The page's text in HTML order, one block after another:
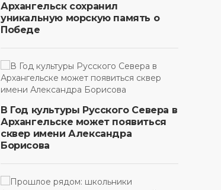
Архангельск сохранил
уникальную морскую память о
Победе
В Год культуры Русского Севера в
Архангельске может появиться
сквер имени Александра
Борисова